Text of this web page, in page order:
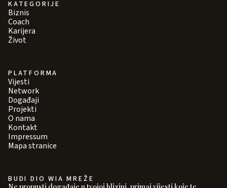
KATEGORIJE
Biznis
Coach
Karijera
Život
PLATFORMA
Vijesti
Network
Događaji
Projekti
O nama
Kontakt
Impressum
Mapa stranice
BUDI DIO WIA MREŽE